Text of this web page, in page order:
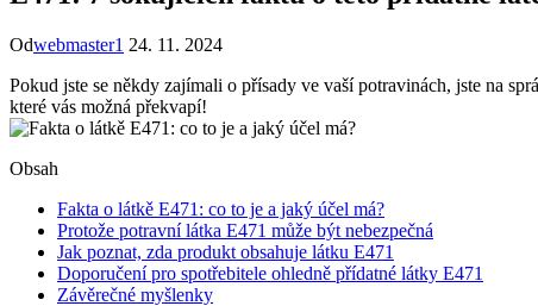
Odwebmaster1 24. 11. 2024
Pokud jste se někdy zajímali o přísady ve vaší potravinách, jste na
které vás možná překvapí!
Obsah
Fakta o látkě E471: co to je a jaký účel má?
Protože potravní látka E471 může být nebezpečná
Jak poznat, zda produkt obsahuje látku E471
Doporučení pro spotřebitele ohledně přídatné látky E471
Závěrečné myšlenky